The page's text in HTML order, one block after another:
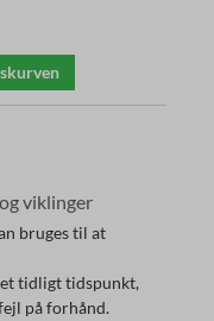
viklinger
bruges til at
tidligt tidspunkt,
på forhånd.